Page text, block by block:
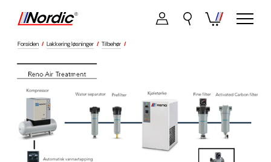
Forsiden / Lakkering løsninger / Tilbehør /